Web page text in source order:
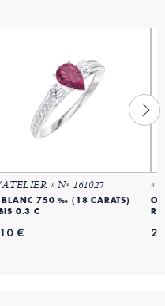
» Nº 161027
BLANC 750 ‰ (18 CARATS)
0.3 C
€
«